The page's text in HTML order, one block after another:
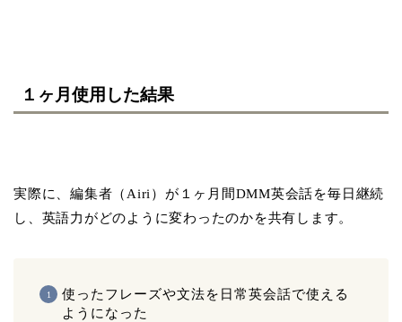
１ヶ月使用した結果
実際に、編集者（Airi）が１ヶ月間DMM英会話を毎日継続
し、英語力がどのように変わったのかを共有します。
使ったフレーズや文法を日常英会話で使える
ようになった